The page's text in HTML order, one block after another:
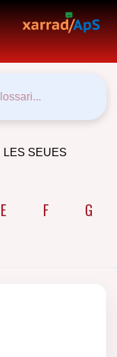
LES SEUES
E F G